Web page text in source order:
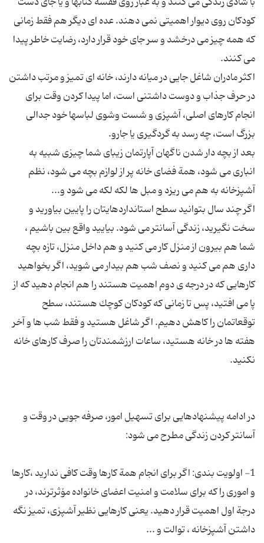
كودكان روی دیوار اهمیتی نمی دهند. عده ای دیگر هم فقط زمانی
كه همه چیز می درخشد و سر جای خود قرار دارد، رضایت خاطر پیدا
اكثر مادران شاغل جایی در میانه دارند، خانه ای تمیز و مرتب داشتن
در حرف جذاب و دوست داشتنی است، اما پیدا كردن وقت برای
انجام كارهای اصلی، آشپزی و شست وشوی لباسها خود جدالی
بعد از بچه دار شدن ناگهان آپارتمان زیبای شما چیزی شبیه به
انباری می شود، همة فضای خانه پر از لوازم بچه می شود، نظم
اگر چند سال بتوانید سطح استانداردهایتان را پایین بیاورید و
سخت نگیرید، زندگی آسانتر می شود. بیایید واقع بین باشیم ،
شما هم بیرون از منزل کار می کنید و هم داخل منزل، تازه بچه
داری هم می کنید و نصف شب هم بیدار می شوید، اگر بخواهید
کارهایی که در درجه ی دوم اهمیت هستند را هم انجام دهید که از
پا می افتید، پس تا زمانی كه كودكان كوچك هستند، سطح
توقعاتمان را كاهش دهیم. اگر شاغل هستید و فقط شب ها و آخر
هفته ها در خانه هستید، ساعات ارزشمندتان را صرف كارهای خانه
در ادامه پیشنهادهایی برای تسهیل امور، صرفه جویی در وقت و
1- اولویت بندی: اگر برای انجام همة كارها وقت كافی ندارید ،كارها
و اموری را كه برای سلامت و امنیت اعضای خانواده مۆثرترند، در
درجة اول اهمیت قرار دهید. یعنی كارهایی نظیر آشپزی، تمیز نگه